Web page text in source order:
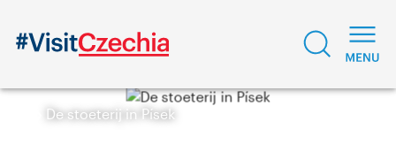
De stoeterij in Písek